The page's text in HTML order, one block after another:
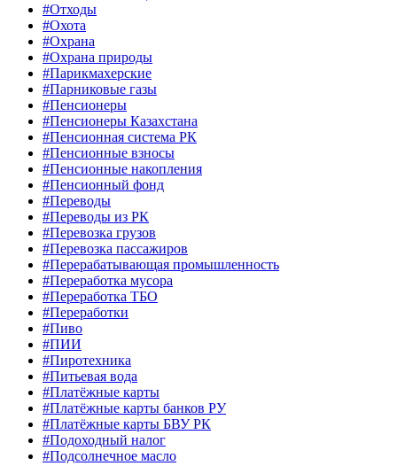
#Отходы
#Охота
#Охрана
#Охрана природы
#Парикмахерские
#Парниковые газы
#Пенсионеры
#Пенсионеры Казахстана
#Пенсионная система РК
#Пенсионные взносы
#Пенсионные накопления
#Пенсионный фонд
#Переводы
#Переводы из РК
#Перевозка грузов
#Перевозка пассажиров
#Перерабатывающая промышленность
#Переработка мусора
#Переработка ТБО
#Переработки
#Пиво
#ПИИ
#Пиротехника
#Питьевая вода
#Платёжные карты
#Платёжные карты банков РУ
#Платёжные карты БВУ РК
#Подоходный налог
#Подсолнечное масло